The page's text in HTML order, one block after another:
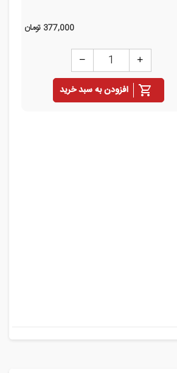
377,000 تومان
افزودن به سبد خرید